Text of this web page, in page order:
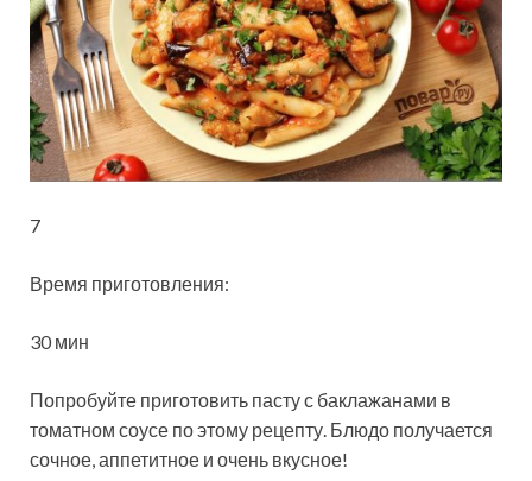
7
Время приготовления:
30 мин
Попробуйте приготовить пасту с баклажанами в
томатном соусе по этому рецепту. Блюдо получается
сочное, аппетитное и очень вкусное!